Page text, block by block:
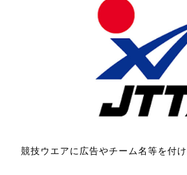
競技ウエアに広告やチーム名等を付